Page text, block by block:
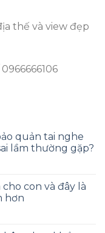
thế và view đẹp
quản tai nghe
lầm thường gặp?
con và đây là
hơn